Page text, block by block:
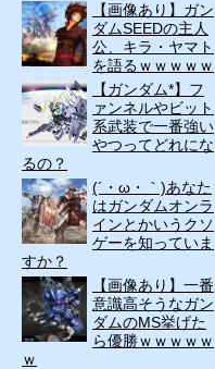
【画像あり】ガン
ダムSEEDの主人
公、キラ・ヤマト
を語るｗｗｗｗｗ
【ガンダム*】フ
ァンネルやビット
系武装で一番強い
やつってどれにな
るの？
(´・ω・｀)あなた
はガンダムオンラ
インとかいうクソ
ゲーを知っていま
すか？
【画像あり】一番
意識高そうなガン
ダムのMS挙げた
ら優勝ｗｗｗｗｗ
ｗ